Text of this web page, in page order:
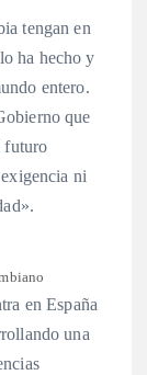
tengan en
ha hecho y
entero.
que
futuro
ni
en España
una